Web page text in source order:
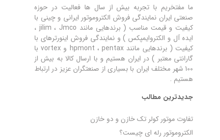
ما مفتخریم با تجربه بیش از سال ها فعالیت در حوزه
صنعتی ایران نمایندگی فروش الکتروموتور ایرانی و چینی با
کیفیت و قیمت مناسب ( برندهایی مانند jilim ، Jmco ،
ایده آل و الکتروایمپکس ) و نمایندگی فروش اینورترهای با
کیفیت ( برندهایی مانند hpmont ، pentax و vortex با
گارانتی معتبر ) در ایران هستیم و با ارسال کالا به بیش از
100 شهر مختلف ایران با بسیاری از صنعتگران عزیز در ارتباط
هستیم .
جدیدترین مطالب
تفاوت موتور کولر تک خازن و دو خازن
الکتروموتور رله‌ ای چیست؟